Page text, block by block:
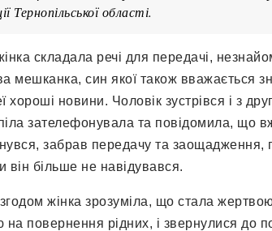
Тернопільської області.
складала речі для передачі,
мешканка, син якої також вважається
хороші новини. Чоловік зустрівся і з
зателефонувала та повідомила, що
забрав передачу та заощадження,
він більше не навідувався.
жінка зрозуміла, що стала
на повернення рідних, і звернулися до